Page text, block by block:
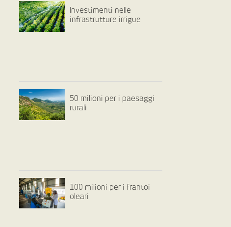
Investimenti nelle
infrastrutture irrigue
50 milioni per i paesaggi
rurali
100 milioni per i frantoi
oleari